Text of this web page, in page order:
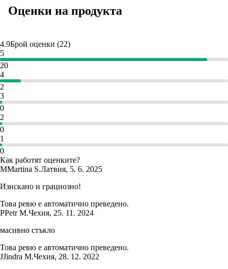
Оценки на продукта
4.9Брой оценки (22)
5
20
4
2
3
0
2
0
1
0
Как работят оценките?
MMartina S.Латвия, 5. 6. 2025
Изискано и грациозно!
Това ревю е автоматично преведено.
PPetr M.Чехия, 25. 11. 2024
масивно стъкло
Това ревю е автоматично преведено.
JJindra M.Чехия, 28. 12. 2022